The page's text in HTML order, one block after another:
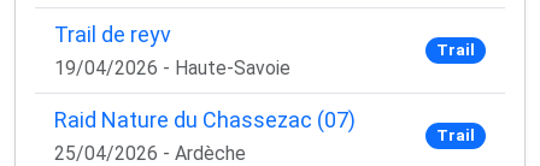
Trail de reyv
19/04/2026 - Haute-Savoie
Trail
Raid Nature du Chassezac (07)
25/04/2026 - Ardèche
Trail